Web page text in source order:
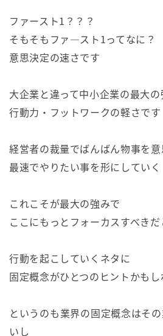
ファースト1？？？
そもそもファ―スト1ってなに？
意思決定の速さです
大企業と違って中小企業の最大の
行動力・フットワークの軽さです
経営者の裁量でばんばん物事を
最速でやりたい事を形にしていく
これこそが最大の強みで
ここにもっとフォーカスすべきだ
行動を起こしていくネタに
固定概念がひとつのヒントかもし
というのも業界の固定概念はそ
いし